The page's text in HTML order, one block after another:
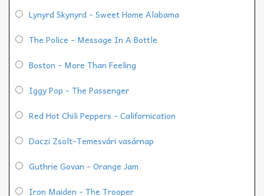
Lynyrd Skynyrd - Sweet Home Alabama
The Police - Message In A Bottle
Boston - More Than Feeling
Iggy Pop - The Passenger
Red Hot Chili Peppers - Californication
Daczi Zsolt-Temesvári vasárnap
Guthrie Govan - Orange Jam
Iron Maiden - The Trooper